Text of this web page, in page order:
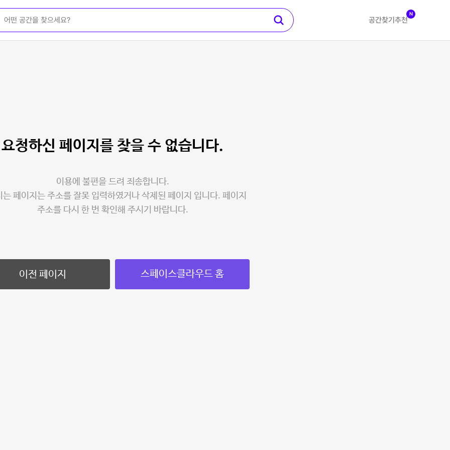
공간찾기 추천
N
요청하신 페이지를 찾을 수 없습니다.
이용에 불편을 드려 죄송합니다.
는 페이지는 주소를 잘못 입력하였거나 삭제된 페이지 입니다. 페이지
주소를 다시 한 번 확인해 주시기 바랍니다.
이전 페이지 스페이스클라우드 홈